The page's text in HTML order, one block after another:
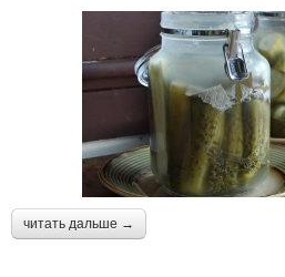
читать дальше →